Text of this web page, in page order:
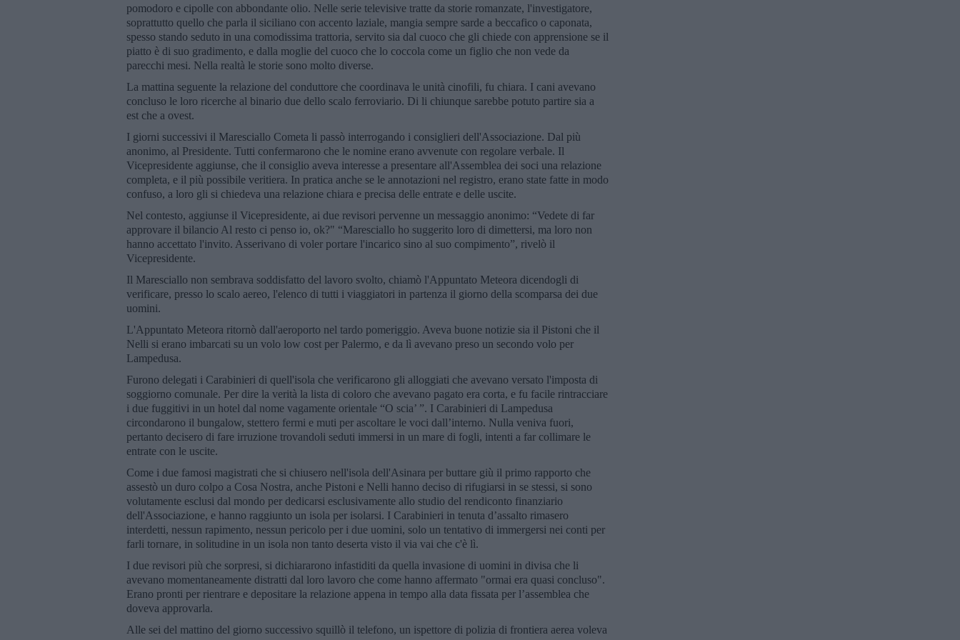
pomodoro e cipolle con abbondante olio. Nelle serie televisive tratte da storie romanzate, l'investigatore,
soprattutto quello che parla il siciliano con accento laziale, mangia sempre sarde a beccafico o caponata,
spesso stando seduto in una comodissima trattoria, servito sia dal cuoco che gli chiede con apprensione se il
piatto è di suo gradimento, e dalla moglie del cuoco che lo coccola come un figlio che non vede da
parecchi mesi. Nella realtà le storie sono molto diverse.
La mattina seguente la relazione del conduttore che coordinava le unità cinofili, fu chiara. I cani avevano
concluso le loro ricerche al binario due dello scalo ferroviario. Di li chiunque sarebbe potuto partire sia a
est che a ovest.
I giorni successivi il Maresciallo Cometa li passò interrogando i consiglieri dell'Associazione. Dal più
anonimo, al Presidente. Tutti confermarono che le nomine erano avvenute con regolare verbale. Il
Vicepresidente aggiunse, che il consiglio aveva interesse a presentare all'Assemblea dei soci una relazione
completa, e il più possibile veritiera. In pratica anche se le annotazioni nel registro, erano state fatte in modo
confuso, a loro gli si chiedeva una relazione chiara e precisa delle entrate e delle uscite.
Nel contesto, aggiunse il Vicepresidente, ai due revisori pervenne un messaggio anonimo: “Vedete di far
approvare il bilancio Al resto ci penso io, ok?" “Maresciallo ho suggerito loro di dimettersi, ma loro non
hanno accettato l'invito. Asserivano di voler portare l'incarico sino al suo compimento”, rivelò il
Vicepresidente.
Il Maresciallo non sembrava soddisfatto del lavoro svolto, chiamò l'Appuntato Meteora dicendogli di
verificare, presso lo scalo aereo, l'elenco di tutti i viaggiatori in partenza il giorno della scomparsa dei due
uomini.
L'Appuntato Meteora ritornò dall'aeroporto nel tardo pomeriggio. Aveva buone notizie sia il Pistoni che il
Nelli si erano imbarcati su un volo low cost per Palermo, e da lì avevano preso un secondo volo per
Lampedusa.
Furono delegati i Carabinieri di quell'isola che verificarono gli alloggiati che avevano versato l'imposta di
soggiorno comunale. Per dire la verità la lista di coloro che avevano pagato era corta, e fu facile rintracciare
i due fuggitivi in un hotel dal nome vagamente orientale “O scia’ ”. I Carabinieri di Lampedusa
circondarono il bungalow, stettero fermi e muti per ascoltare le voci dall’interno. Nulla veniva fuori,
pertanto decisero di fare irruzione trovandoli seduti immersi in un mare di fogli, intenti a far collimare le
entrate con le uscite.
Come i due famosi magistrati che si chiusero nell'isola dell'Asinara per buttare giù il primo rapporto che
assestò un duro colpo a Cosa Nostra, anche Pistoni e Nelli hanno deciso di rifugiarsi in se stessi, si sono
volutamente esclusi dal mondo per dedicarsi esclusivamente allo studio del rendiconto finanziario
dell'Associazione, e hanno raggiunto un isola per isolarsi. I Carabinieri in tenuta d’assalto rimasero
interdetti, nessun rapimento, nessun pericolo per i due uomini, solo un tentativo di immergersi nei conti per
farli tornare, in solitudine in un isola non tanto deserta visto il via vai che c'è lì.
I due revisori più che sorpresi, si dichiararono infastiditi da quella invasione di uomini in divisa che li
avevano momentaneamente distratti dal loro lavoro che come hanno affermato "ormai era quasi concluso".
Erano pronti per rientrare e depositare la relazione appena in tempo alla data fissata per l’assemblea che
doveva approvarla.
Alle sei del mattino del giorno successivo squillò il telefono, un ispettore di polizia di frontiera aerea voleva